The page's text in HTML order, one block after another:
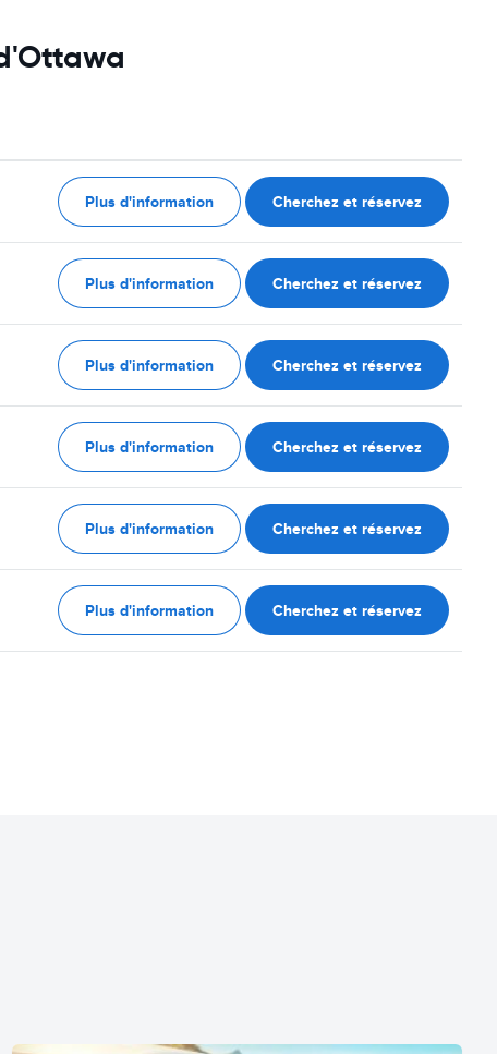
Plus d'information Cherchez et réservez
Plus d'information Cherchez et réservez
Plus d'information Cherchez et réservez
Plus d'information Cherchez et réservez
Plus d'information Cherchez et réservez
Plus d'information Cherchez et réservez